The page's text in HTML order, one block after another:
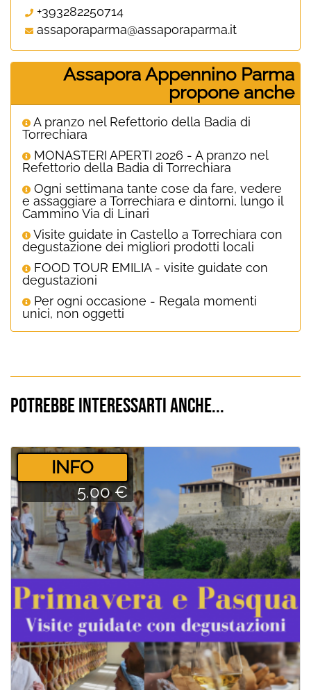
+393282250714
assaporaparma@assaporaparma.it
Assapora Appennino Parma
propone anche
A pranzo nel Refettorio della Badia di
Torrechiara
MONASTERI APERTI 2026 - A pranzo nel
Refettorio della Badia di Torrechiara
Ogni settimana tante cose da fare, vedere
e assaggiare a Torrechiara e dintorni, lungo il
Cammino Via di Linari
Visite guidate in Castello a Torrechiara con
degustazione dei migliori prodotti locali
FOOD TOUR EMILIA - visite guidate con
degustazioni
Per ogni occasione - Regala momenti
unici, non oggetti
Potrebbe interessarti anche...
­INFO
5.00 €